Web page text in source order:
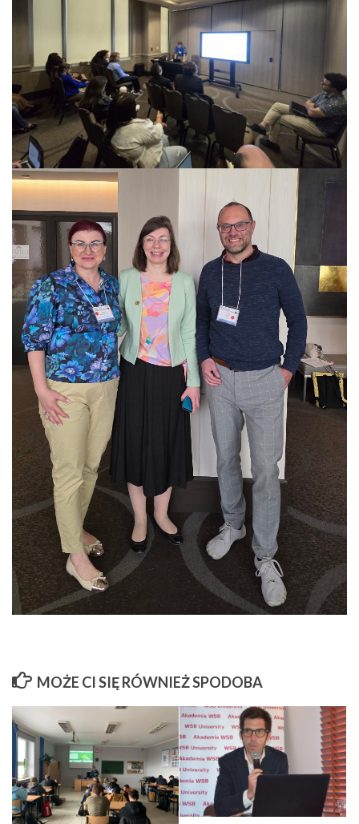
MOŻE CI SIĘ RÓWNIEŻ SPODOBA